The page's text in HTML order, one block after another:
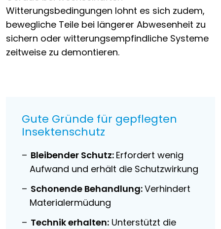
Witterungsbedingungen lohnt es sich zudem,
bewegliche Teile bei längerer Abwesenheit zu
sichern oder witterungsempfindliche Systeme
zeitweise zu demontieren.
Gute Gründe für gepflegten
Insektenschutz
Bleibender Schutz: Erfordert wenig
Aufwand und erhält die Schutzwirkung
Schonende Behandlung:Verhindert
Materialermüdung
Technik erhalten: Unterstützt die